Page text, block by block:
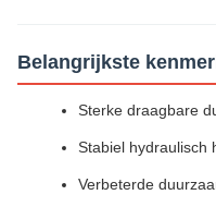
Belangrijkste
Sterke draagbare
Stabiel hydraulisch
Verbeterde